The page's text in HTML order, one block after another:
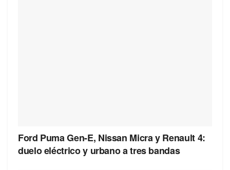
Ford Puma Gen-E, Nissan Micra y Renault 4:
duelo eléctrico y urbano a tres bandas